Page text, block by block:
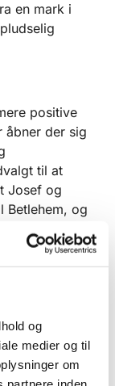
og
medier og til
om
en mark i
positive
åbner der sig
til at
Josef og
Betlehem, og
by. Barnet
Og
mark i
en frelser er
fred til
Jesus blev